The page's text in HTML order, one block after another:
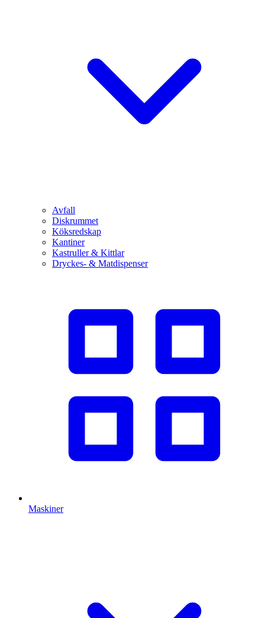
Avfall
Diskrummet
Köksredskap
Kantiner
Kastruller & Kittlar
Dryckes- & Matdispenser
Maskiner